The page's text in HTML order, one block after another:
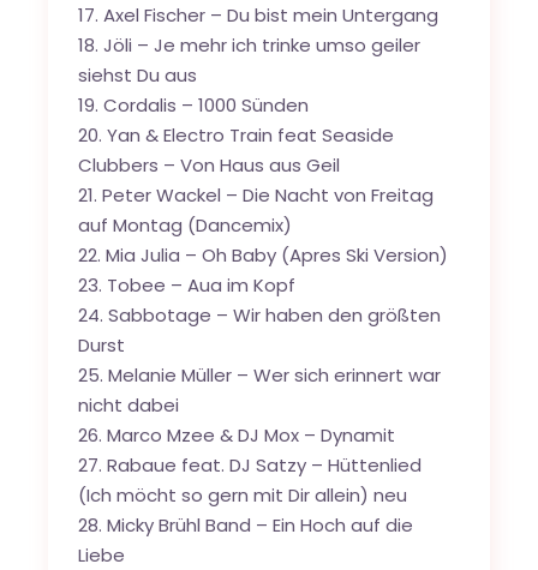
17. Axel Fischer – Du bist mein Untergang
18. Jöli – Je mehr ich trinke umso geiler
siehst Du aus
19. Cordalis – 1000 Sünden
20. Yan & Electro Train feat Seaside
Clubbers – Von Haus aus Geil
21. Peter Wackel – Die Nacht von Freitag
auf Montag (Dancemix)
22. Mia Julia – Oh Baby (Apres Ski Version)
23. Tobee – Aua im Kopf
24. Sabbotage – Wir haben den größten
Durst
25. Melanie Müller – Wer sich erinnert war
nicht dabei
26. Marco Mzee & DJ Mox – Dynamit
27. Rabaue feat. DJ Satzy – Hüttenlied
(Ich möcht so gern mit Dir allein) neu
28. Micky Brühl Band – Ein Hoch auf die
Liebe